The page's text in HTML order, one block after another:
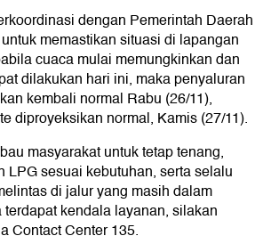
dengan Pemerintah Daerah
memastikan situasi di lapangan
cuaca mulai memungkinkan dan
dilakukan hari ini, maka penyaluran
kembali normal Rabu (26/11),
diproyeksikan normal, Kamis (27/11).
masyarakat untuk tetap tenang,
LPG sesuai kebutuhan, serta selalu
di jalur yang masih dalam
kendala layanan, silakan
Contact Center 135.